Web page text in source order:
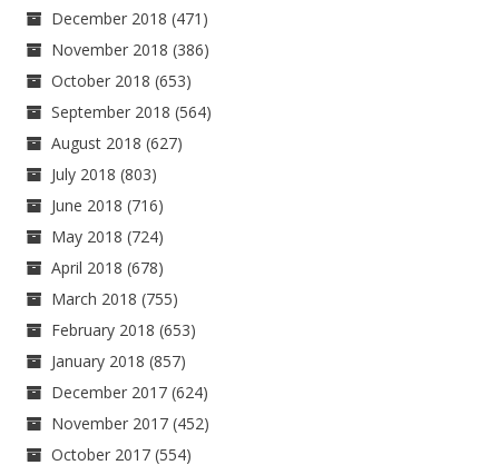
December 2018 (471)
November 2018 (386)
October 2018 (653)
September 2018 (564)
August 2018 (627)
July 2018 (803)
June 2018 (716)
May 2018 (724)
April 2018 (678)
March 2018 (755)
February 2018 (653)
January 2018 (857)
December 2017 (624)
November 2017 (452)
October 2017 (554)